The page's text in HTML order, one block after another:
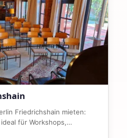
Friedrichshain mieten:
für Workshops,